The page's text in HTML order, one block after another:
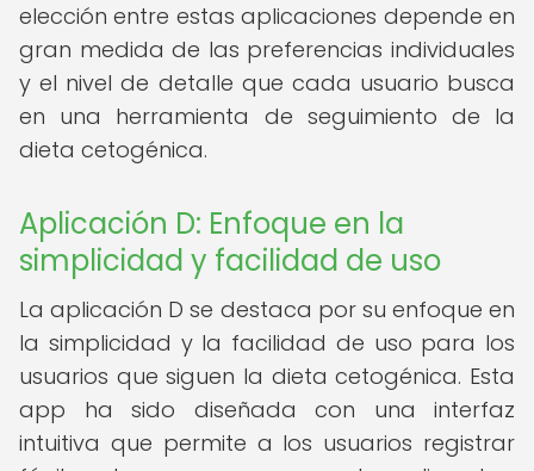
elección entre estas aplicaciones depende en
gran medida de las preferencias individuales
y el nivel de detalle que cada usuario busca
en una herramienta de seguimiento de la
dieta cetogénica.
Aplicación D: Enfoque en la
simplicidad y facilidad de uso
La aplicación D se destaca por su enfoque en
la simplicidad y la facilidad de uso para los
usuarios que siguen la dieta cetogénica. Esta
app ha sido diseñada con una interfaz
intuitiva que permite a los usuarios registrar